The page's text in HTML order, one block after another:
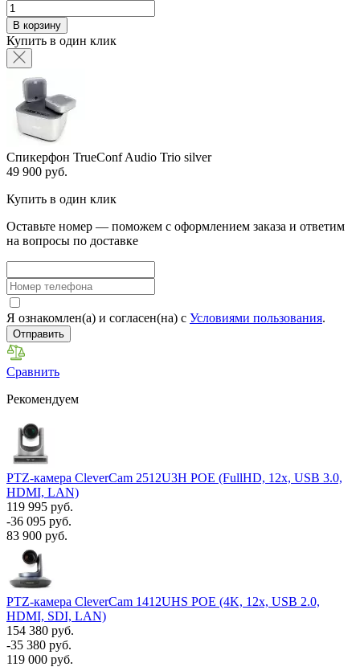
В корзину
Купить в один клик
Спикерфон TrueConf Audio Trio silver
49 900 руб.
Купить в один клик
Оставьте номер — поможем с оформлением заказа и ответим
на вопросы по доставке
Я ознакомлен(а) и согласен(на) с Условиями пользования.
Отправить
Сравнить
Рекомендуем
PTZ-камера CleverCam 2512U3H POE (FullHD, 12x, USB 3.0,
HDMI, LAN)
119 995 руб.
-36 095 руб.
83 900 руб.
PTZ-камера CleverCam 1412UHS POE (4K, 12x, USB 2.0,
HDMI, SDI, LAN)
154 380 руб.
-35 380 руб.
119 000 руб.